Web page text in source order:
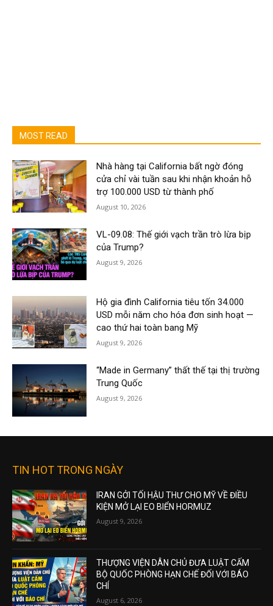
MOST READ
Nhà hàng tại California bất ngờ đóng
cửa chỉ vài tuần sau khi nhận khoản hỗ
trợ 100.000 USD từ thành phố
August 10, 2026
VL-09.08: Thế giới vạch trần trò lừa bịp
của Trump?
August 9, 2026
Hộ gia đình California tiêu tốn 34.000
USD mỗi năm cho hóa đơn sinh hoạt —
cao thứ hai toàn bang Mỹ
August 9, 2026
“Made in Germany” thất thế tại thị trường
Trung Quốc
August 9, 2026
TIN HOT TRONG NGÀY
IRAN GỞI TỐI HẬU THƯ CHO MỸ VỀ ĐIỀU
KIỆN MỞ LẠI EO BIỂN HORMUZ
August 9, 2026
THƯỢNG VIỆN DÂN CHỦ ĐƯA LUẬT CẤM
BỘ QUỐC PHÒNG HẠN CHẾ ĐỐI VỚI BÁO
CHÍ
August 6, 2026